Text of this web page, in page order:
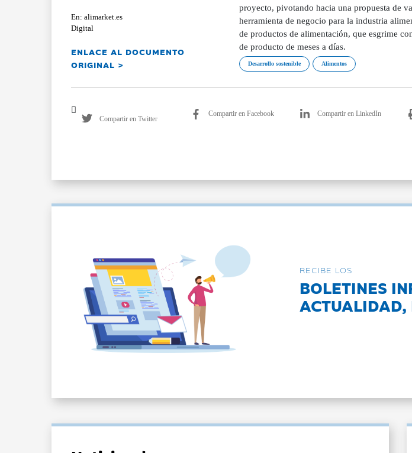
En: alimarket.es
Digital
ENLACE AL DOCUMENTO
ORIGINAL >
proyecto, pivotando hacia una propuesta de
herramienta de negocio para la industria
de productos de alimentación, que esgrime
de producto de meses a días.
Desarrollo sostenible Alimentos
Compartir en Twitter
Compartir en Facebook Compartir en LinkedIn
RECIBE LOS
BOLETINES
ACTUALIDAD,